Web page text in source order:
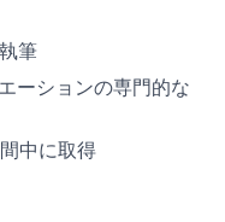
筆
ーションの専門的な
中に取得